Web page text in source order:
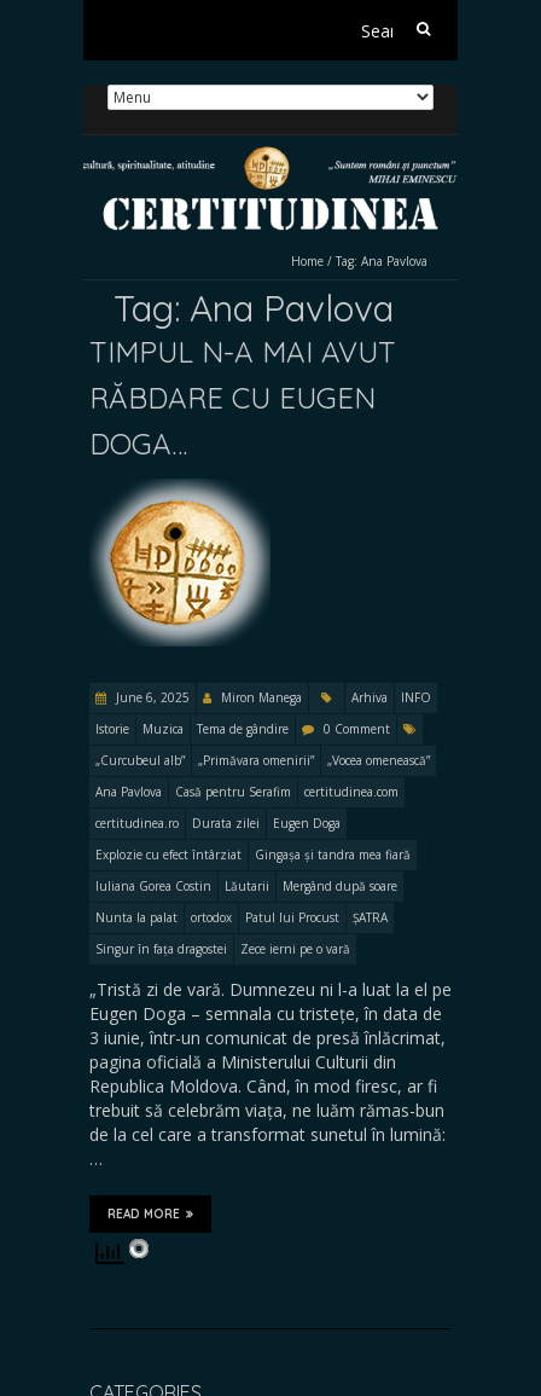
Search
Home / Tag: Ana Pavlova
Tag: Ana Pavlova
TIMPUL N-A MAI AVUT
RĂBDARE CU EUGEN
DOGA…
June 6, 2025 Miron Manega Arhiva
INFO
Istorie
Muzica Tema de gândire
0 Comment
„Curcubeul alb”
„Primăvara omenirii”
„Vocea omenească”
Ana Pavlova
Casă pentru Serafim
certitudinea.com
certitudinea.ro
Durata zilei
Eugen Doga
Explozie cu efect întârziat
Gingașa și tandra mea fiară
Iuliana Gorea Costin
Lăutarii
Mergând după soare
Nunta la palat
ortodox Patul lui Procust
ȘATRA
Singur în fața dragostei
Zece ierni pe o vară
„Tristă zi de vară. Dumnezeu ni l-a luat la el pe
Eugen Doga – semnala cu tristețe, în data de
3 iunie, într-un comunicat de presă înlăcrimat,
pagina oficială a Ministerului Culturii din
Republica Moldova. Când, în mod firesc, ar fi
trebuit să celebrăm viața, ne luăm rămas-bun
de la cel care a transformat sunetul în lumină:
…
READ MORE